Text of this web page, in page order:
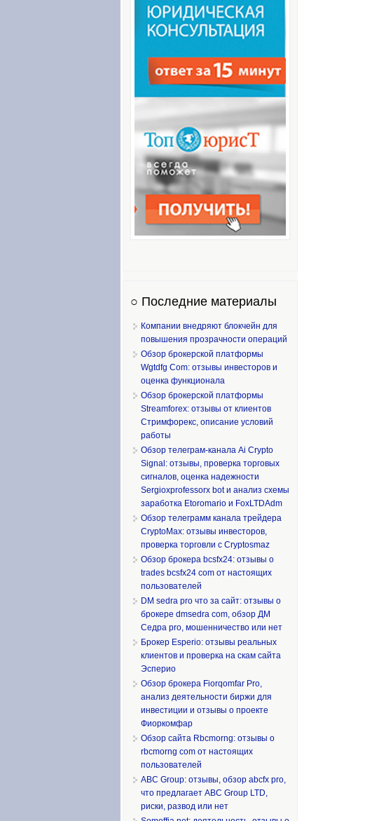
○ Последние материалы
Компании внедряют блокчейн для
повышения прозрачности операций
Обзор брокерской платформы
Wgtdfg Com: отзывы инвесторов и
оценка функционала
Обзор брокерской платформы
Streamforex: отзывы от клиентов
Стримфорекс, описание условий
работы
Обзор телеграм-канала Ai Crypto
Signal: отзывы, проверка торговых
сигналов, оценка надежности
Sergioxprofessorx bot и анализ схемы
заработка Etoromario и FoxLTDAdm
Обзор телеграмм канала трейдера
CryptoMax: отзывы инвесторов,
проверка торговли с Cryptosmaz
Обзор брокера bcsfx24: отзывы о
trades bcsfx24 com от настоящих
пользователей
DM sedra pro что за сайт: отзывы о
брокере dmsedra com, обзор ДМ
Седра pro, мошенничество или нет
Брокер Esperio: отзывы реальных
клиентов и проверка на скам сайта
Эсперио
Обзор брокера Fiorqomfar Pro,
анализ деятельности биржи для
инвестиции и отзывы о проекте
Фиоркомфар
Обзор сайта Rbcmorng: отзывы о
rbcmorng com от настоящих
пользователей
ABC Group: отзывы, обзор abcfx pro,
что предлагает ABC Group LTD,
риски, развод или нет